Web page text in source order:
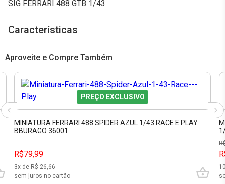
SIG FERRARI 488 GTB 1/43
Características
Aproveite e Compre Também
PREÇO EXCLUSIVO
MINIATURA FERRARI 488 SPIDER AZUL 1/43 RACE E PLAY
BBURAGO 36001
R$79,99
3x de R$ 26,66
sem juros no cartão